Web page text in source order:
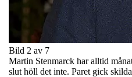
Bild 2 av 7
Martin Stenmarck har alltid
slut höll det inte. Paret gick